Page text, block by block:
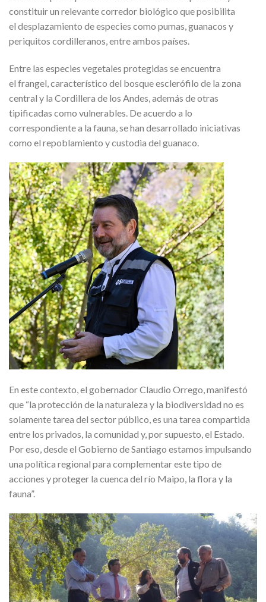
constituir un relevante corredor biológico que posibilita
el desplazamiento de especies como pumas, guanacos y
periquitos cordilleranos, entre ambos países.
Entre las especies vegetales protegidas se encuentra
el frangel, característico del bosque esclerófilo de la zona
central y la Cordillera de los Andes, además de otras
tipificadas como vulnerables. De acuerdo a lo
correspondiente a la fauna, se han desarrollado iniciativas
como el repoblamiento y custodia del guanaco.
En este contexto, el gobernador Claudio Orrego, manifestó
que “la protección de la naturaleza y la biodiversidad no es
solamente tarea del sector público, es una tarea compartida
entre los privados, la comunidad y, por supuesto, el Estado.
Por eso, desde el Gobierno de Santiago estamos impulsando
una política regional para complementar este tipo de
acciones y proteger la cuenca del río Maipo, la flora y la
fauna”.